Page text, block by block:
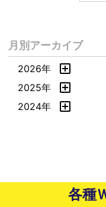
月別アーカイブ
2026年
2025年
2024年
各種